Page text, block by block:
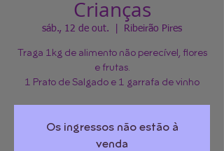
Crianças
sáb., 12 de out. Ribeirão Pires
Traga 1kg de alimento não perecível, flores
e frutas.
1 Prato de Salgado e 1 garrafa de vinho
Os ingressos não estão à
venda